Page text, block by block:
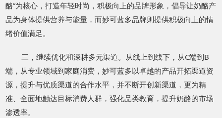
酪”为核心，打造年轻时尚，积极向上的品牌形象，倡导让奶酪产
品为身体提供营养与能量，而妙可蓝多品牌则提供积极向上的情
绪价值满足。
三，继续优化和深耕多元渠道。从线上到线下，从C端到B
端，从专业领域到家庭消费，妙可蓝多以卓越的产品开拓渠道资
源，提升与优质渠道的合作水平，并不断开创新渠道，更为精
准、全面地触达目标消费人群，强化品类教育，提升奶酪的市场
渗透率。